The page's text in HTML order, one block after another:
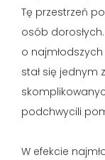
Tę przestrzeń
osób
o najmłodszych
stał się jednym
podchwycili
W efekcie